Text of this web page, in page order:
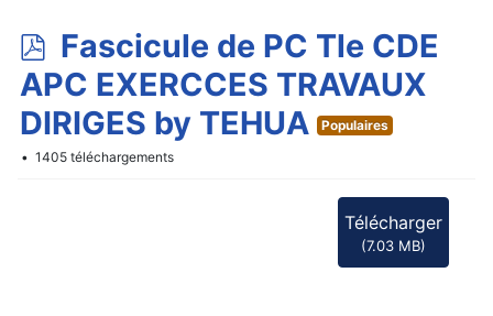
p
d
f
Fascicule de PC Tle CDE
APC EXERCCES TRAVAUX
DIRIGES by TEHUA
Populaires
1405 téléchargements
Télécharger
(7.03 MB)